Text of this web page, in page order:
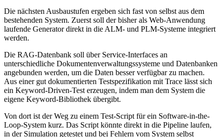
Die nächsten Ausbaustufen ergeben sich fast von selbst aus dem
bestehenden System. Zuerst soll der bisher als Web-Anwendung
laufende Generator direkt in die ALM- und PLM-Systeme integriert
werden.
Die RAG-Datenbank soll über Service-Interfaces an
unterschiedliche Dokumentenverwaltungssysteme und Datenbanken
angebunden werden, um die Daten besser verfügbar zu machen.
Aus einer gut dokumentierten Testspezifikation mit Trace lässt sich
ein Keyword-Driven-Test erzeugen, indem man dem System die
eigene Keyword-Bibliothek übergibt.
Von dort ist der Weg zu einem Test-Script für ein Software-in-the-
Loop-System kurz. Das Script könnte direkt in die Pipeline laufen,
in der Simulation getestet und bei Fehlern vom System selbst